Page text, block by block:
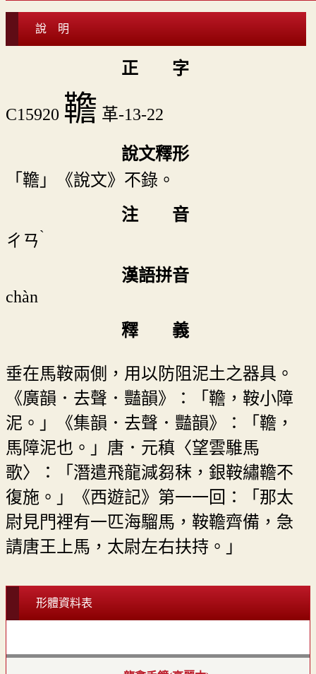
說 明
正 字
C15920 韂 革-13-22
說文釋形
「韂」《說文》不錄。
注 音
ㄔㄢˋ
漢語拼音
chàn
釋 義
垂在馬鞍兩側，用以防阻泥土之器具。
《廣韻．去聲．豔韻》：「韂，鞍小障
泥。」《集韻．去聲．豔韻》：「韂，
馬障泥也。」唐．元稹〈望雲騅馬
歌〉：「潛遣飛龍減芻秣，銀鞍繡韂不
復施。」《西遊記》第一一回：「那太
尉見門裡有一匹海騮馬，鞍韂齊備，急
請唐王上馬，太尉左右扶持。」
形體資料表